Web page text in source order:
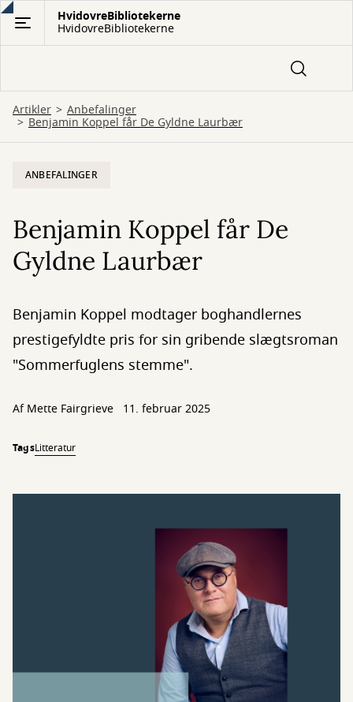
Gå
hovedindhold
HvidovreBibliotekerne
HvidovreBibliotekerne
Artikler Anbefalinger
Benjamin Koppel får De Gyldne Laurbær
ANBEFALINGER
Benjamin Koppel får De
Gyldne Laurbær
Benjamin Koppel modtager boghandlernes
prestigefyldte pris for sin gribende slægtsroman
"Sommerfuglens stemme".
AfMette Fairgrieve 11. februar 2025
TagsLitteratur